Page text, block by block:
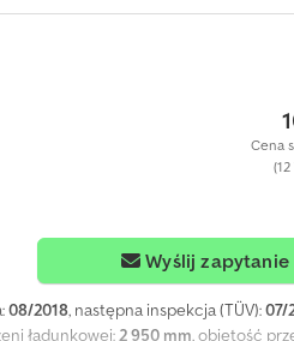
Cena
Wyślij zapytanie
08/2018, następna inspekcja (TÜV):07/
ładunkowej:2 950 mm, objętość